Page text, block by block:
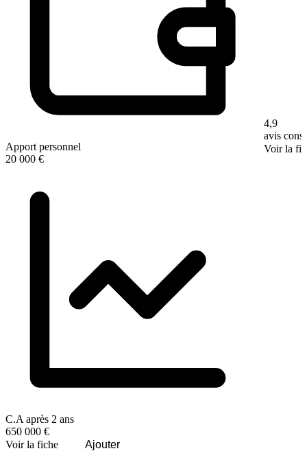
Apport personnel
20 000 €
C.A après 2 ans
650 000 €
Voir la fiche
Ajouter
4,9
avis
Voir la